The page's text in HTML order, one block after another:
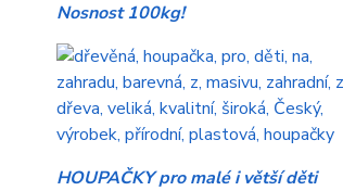
Nosnost 100kg!
HOUPAČKY pro malé i větší děti